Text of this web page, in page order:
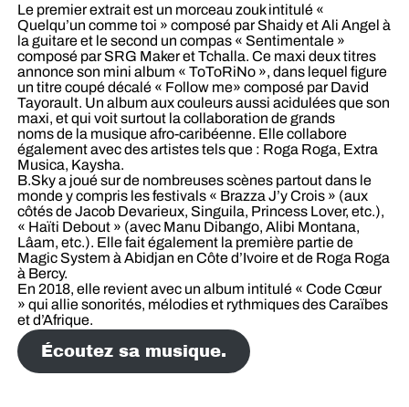
Le premier extrait est un morceau zouk intitulé «
Quelqu’un comme toi » composé par Shaidy et Ali Angel à
la guitare et le second un compas « Sentimentale »
composé par SRG Maker et Tchalla. Ce maxi deux titres
annonce son mini album « ToToRiNo », dans lequel figure
un titre coupé décalé « Follow me» composé par David
Tayorault. Un album aux couleurs aussi acidulées que son
maxi, et qui voit surtout la collaboration de grands
noms de la musique afro-caribéenne. Elle collabore
également avec des artistes tels que : Roga Roga, Extra
Musica, Kaysha.
B.Sky a joué sur de nombreuses scènes partout dans le
monde y compris les festivals « Brazza J’y Crois » (aux
côtés de Jacob Devarieux, Singuila, Princess Lover, etc.),
« Haïti Debout » (avec Manu Dibango, Alibi Montana,
Lâam, etc.). Elle fait également la première partie de
Magic System à Abidjan en Côte d’Ivoire et de Roga Roga
à Bercy.
En 2018, elle revient avec un album intitulé « Code Cœur
» qui allie sonorités, mélodies et rythmiques des Caraïbes
et d’Afrique.
Écoutez sa musique.